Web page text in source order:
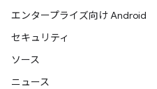
エンタープライズ向け Android
セキュリティ
ソース
ニュース